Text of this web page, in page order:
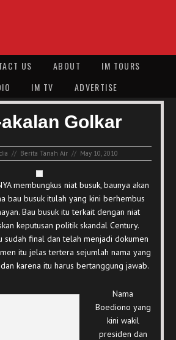
US ABOUT
IM TOURS
IM TV ADVERTISE
Golkar
// Berita Tanah Air // May 10, 2010
membungkus niat busuk, baunya akan
bau busuk itulah yang kini berhembus
Bau busuk itu terkait dengan niat
keputusan politik skandal Century.
sudah final dan telah menjadi dokumen
itu jelas tertera sejumlah nama yang
karena itu harus bertanggung jawab.
Nama
Boediono yang
kini wakil
presiden dan